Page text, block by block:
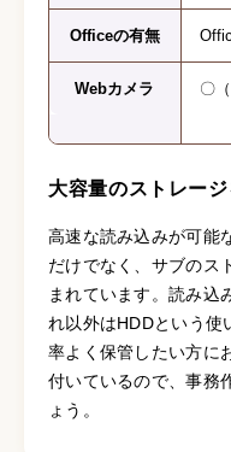
Officeの有無
Webカメラ 〇
大容量のストレー
高速な読み込みが可能
だけでなく、サブのス
まれています。読み込
れ以外はHDDという使
率よく保管したい方に
付いているので、事務
ょう。